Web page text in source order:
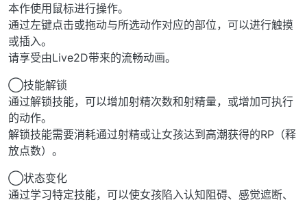
本作使用鼠标进行操作。
通过左键点击或拖动与所选动作对应的部位，可以进行触摸
或插入。
请享受由Live2D带来的流畅动画。
◯技能解锁
通过解锁技能，可以增加射精次数和射精量，或增加可执行
的动作。
解锁技能需要消耗通过射精或让女孩达到高潮获得的RP（释
放点数）。
◯状态变化
通过学习特定技能，可以使女孩陷入认知阻碍、感觉遮断、